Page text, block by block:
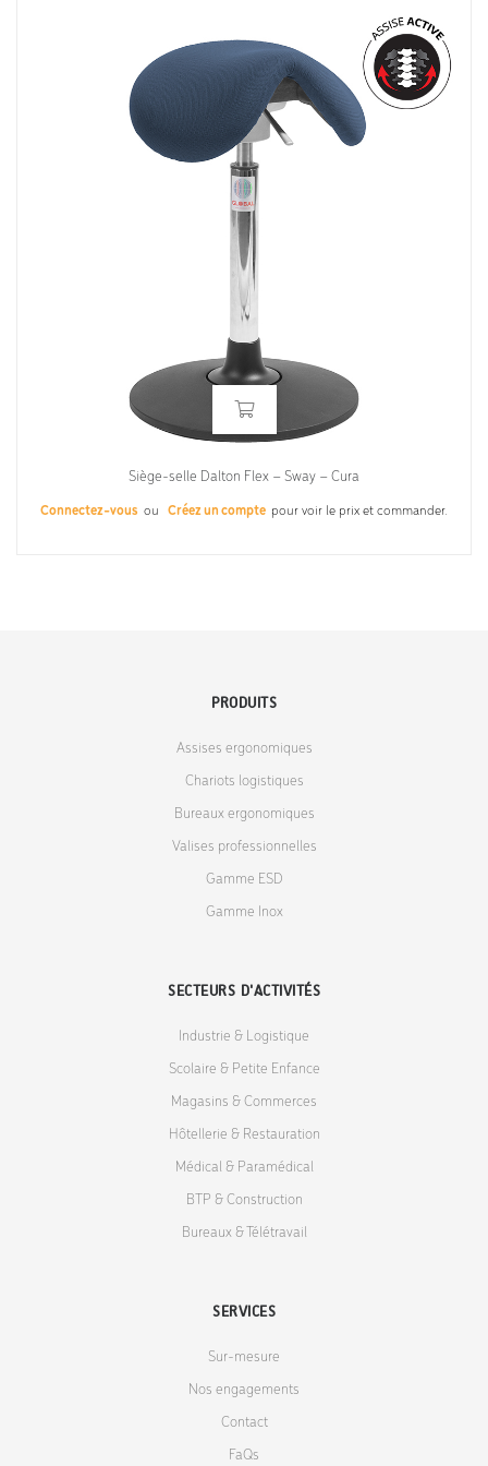
Siège-selle Dalton Flex – Sway – Cura
Connectez-vous ou Créez un compte pour voir le prix et commander.
PRODUITS
Assises ergonomiques
Chariots logistiques
Bureaux ergonomiques
Valises professionnelles
Gamme ESD
Gamme Inox
SECTEURS D'ACTIVITÉS
Industrie & Logistique
Scolaire & Petite Enfance
Magasins & Commerces
Hôtellerie & Restauration
Médical & Paramédical
BTP & Construction
Bureaux & Télétravail
SERVICES
Sur-mesure
Nos engagements
Contact
FaQs